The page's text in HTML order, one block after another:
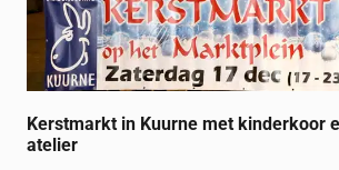
Kerstmarkt in Kuurne met kinderkoor
atelier